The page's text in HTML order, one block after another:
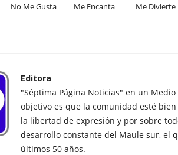
No Me Gusta Me Encanta Me Divierte
Editora
"Séptima Página Noticias" en un
objetivo es que la comunidad esté
la libertad de expresión y por sobre
desarrollo constante del Maule sur, el
últimos 50 años.